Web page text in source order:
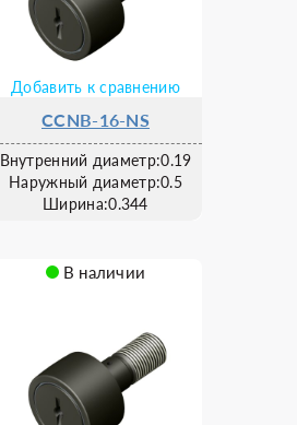
Добавить к сравнению
CCNB-16-NS
Внутренний диаметр:0.19
Наружный диаметр:0.5
Ширина:0.344
В наличии